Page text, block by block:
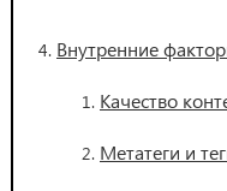
Внутренние
Качество
Метатеги и